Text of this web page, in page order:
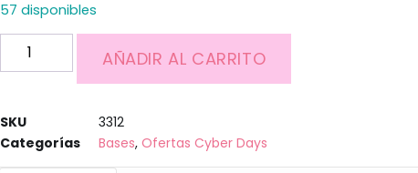
57 disponibles
AÑADIR AL CARRITO
SKU
3312
Categorías
Bases, Ofertas Cyber Days